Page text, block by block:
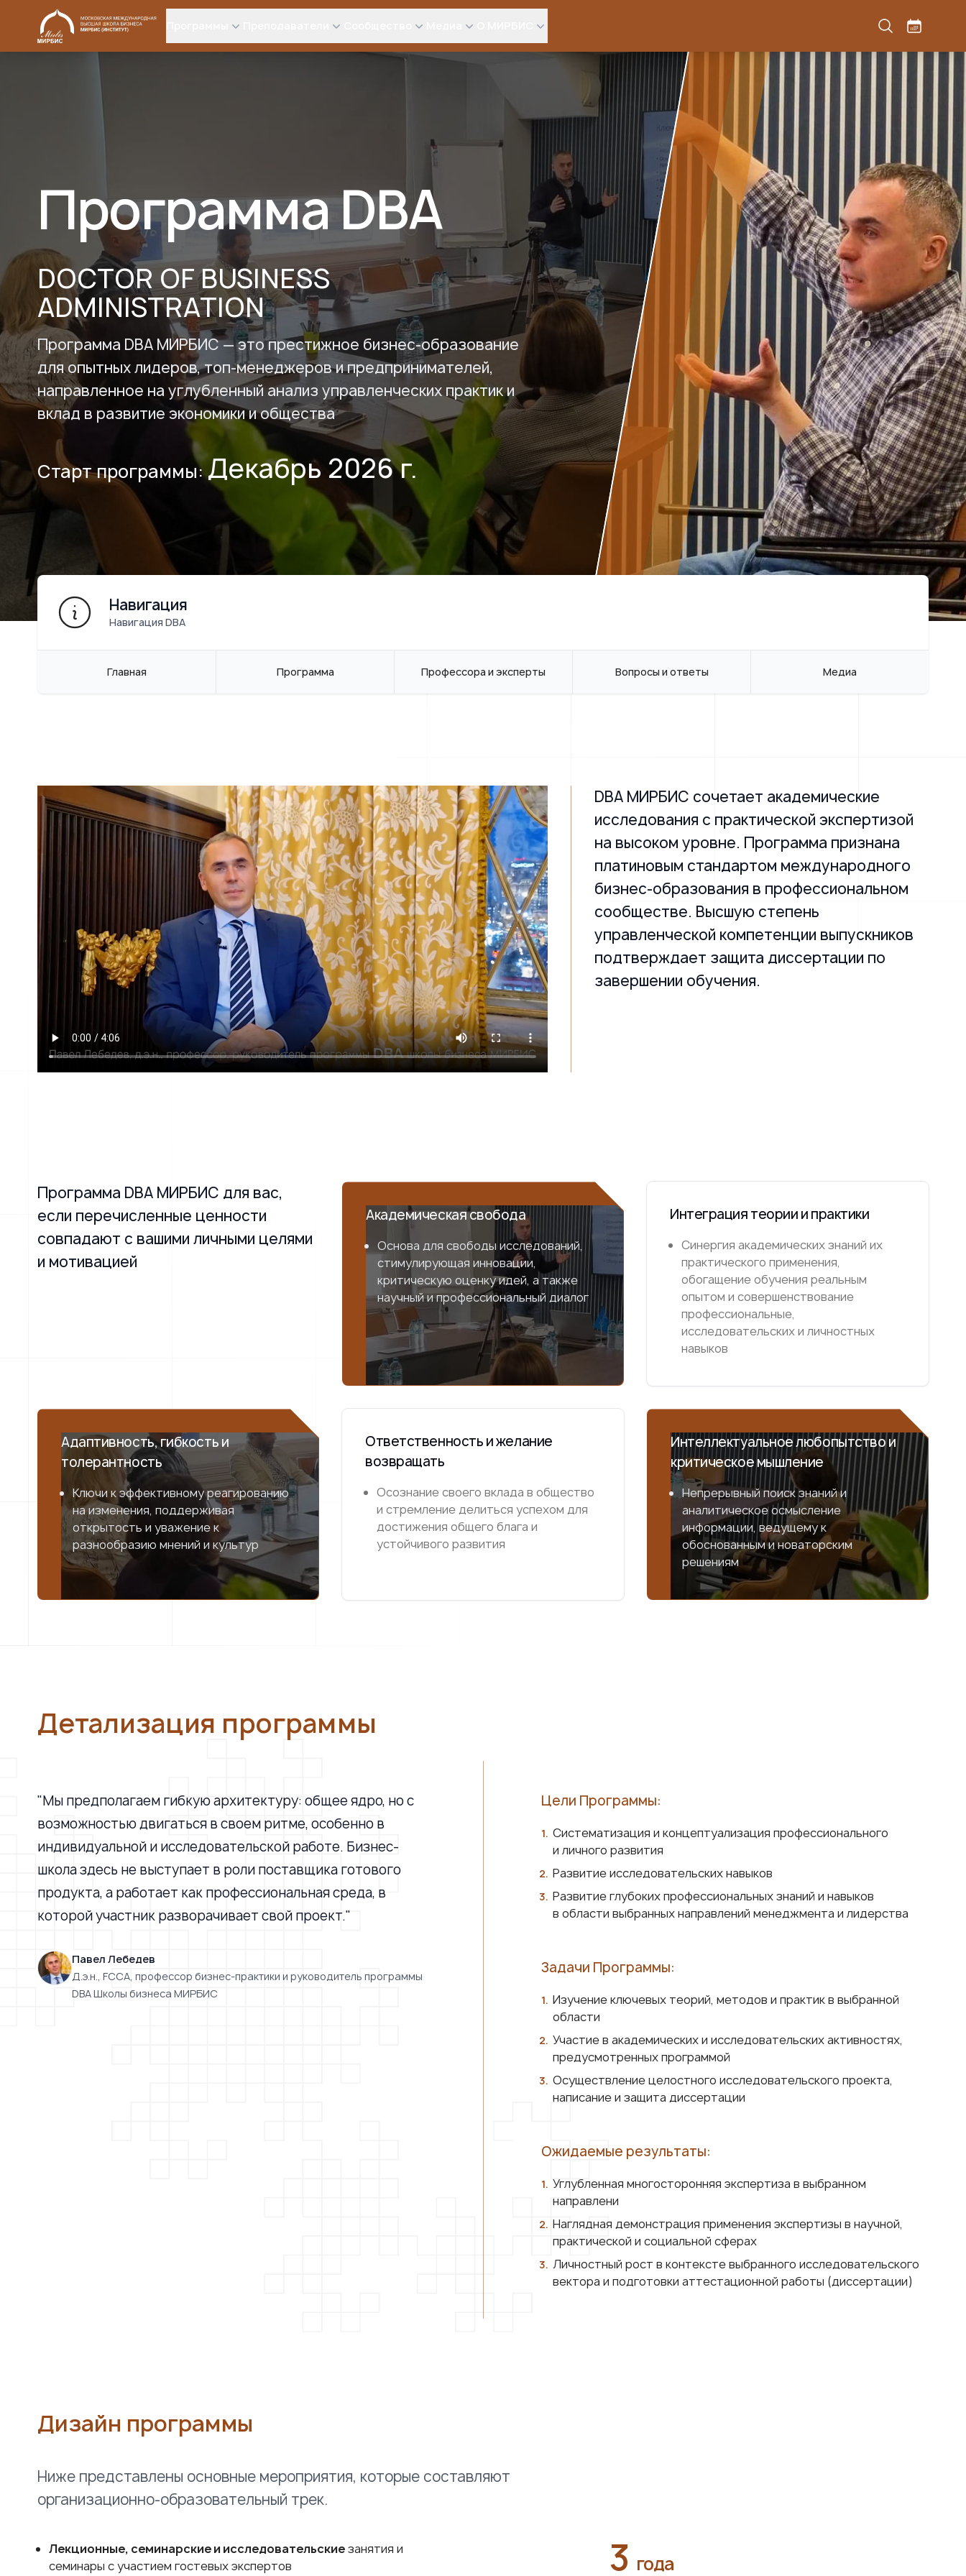
МИРБИС
Программа DBA
DOCTOR OF BUSINESS
ADMINISTRATION
Программа DBA МИРБИС — это престижное бизнес-образование
для опытных лидеров, топ-менеджеров и предпринимателей,
направленное на углубленный анализ управленческих практик и
вклад в развитие экономики и общества
Старт программы:Декабрь 2026 г.
Навигация
Навигация DBA
Главная Программа Профессора и эксперты Вопросы и ответы Медиа
DBA МИРБИС сочетает академические
исследования с практической экспертизой
на высоком уровне. Программа признана
платиновым стандартом международного
бизнес-образования в профессиональном
сообществе. Высшую степень
управленческой компетенции выпускников
подтверждает защита диссертации по
завершении обучения.
Программа DBA МИРБИС для вас,
если перечисленные ценности
совпадают с вашими личными целями
и мотивацией
Академическая свобода
Основа для свободы исследований,
стимулирующая инновации,
критическую оценку идей, а также
научный и профессиональный диалог
Интеграция теории и практики
Синергия академических знаний их
практического применения,
обогащение обучения реальным
опытом и совершенствование
профессиональные,
исследовательских и личностных
навыков
Адаптивность, гибкость и
толерантность
Ключи к эффективному реагированию
на изменения, поддерживая
открытость и уважение к
разнообразию мнений и культур
Ответственность и желание
возвращать
Осознание своего вклада в общество
и стремление делиться успехом для
достижения общего блага и
устойчивого развития
Интеллектуальное любопытство и
критическое мышление
Непрерывный поиск знаний и
аналитическое осмысление
информации, ведущему к
обоснованным и новаторским
решениям
Детализация программы
"Мы предполагаем гибкую архитектуру: общее ядро, но с
возможностью двигаться в своем ритме, особенно в
индивидуальной и исследовательской работе. Бизнес-
школа здесь не выступает в роли поставщика готового
продукта, а работает как профессиональная среда, в
которой участник разворачивает свой проект."
Павел Лебедев
Д.э.н., FCCA, профессор бизнес-практики и руководитель программы
DBA Школы бизнеса МИРБИС
Цели Программы:
Систематизация и концептуализация профессионального
и личного развития
Развитие исследовательских навыков
Развитие глубоких профессиональных знаний и навыков
в области выбранных направлений менеджмента и лидерства
Задачи Программы:
Изучение ключевых теорий, методов и практик в выбранной
области
Участие в академических и исследовательских активностях,
предусмотренных программой
Осуществление целостного исследовательского проекта,
написание и защита диссертации
Ожидаемые результаты:
Углубленная многосторонняя экспертиза в выбранном
направлени
Наглядная демонстрация применения экспертизы в научной,
практической и социальной сферах
Личностный рост в контексте выбранного исследовательского
вектора и подготовки аттестационной работы (диссертации)
Дизайн программы
Ниже представлены основные мероприятия, которые составляют
организационно-образовательный трек.
Лекционные, семинарские и исследовательскиезанятия и
семинары с участием гостевых экспертов
3 года